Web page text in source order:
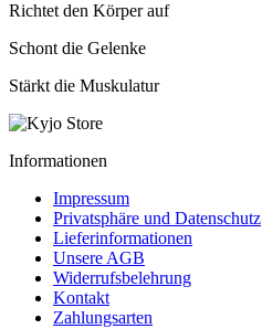
Richtet den Körper auf
Schont die Gelenke
Stärkt die Muskulatur
Informationen
Impressum
Privatsphäre und Datenschutz
Lieferinformationen
Unsere AGB
Widerrufsbelehrung
Kontakt
Zahlungsarten